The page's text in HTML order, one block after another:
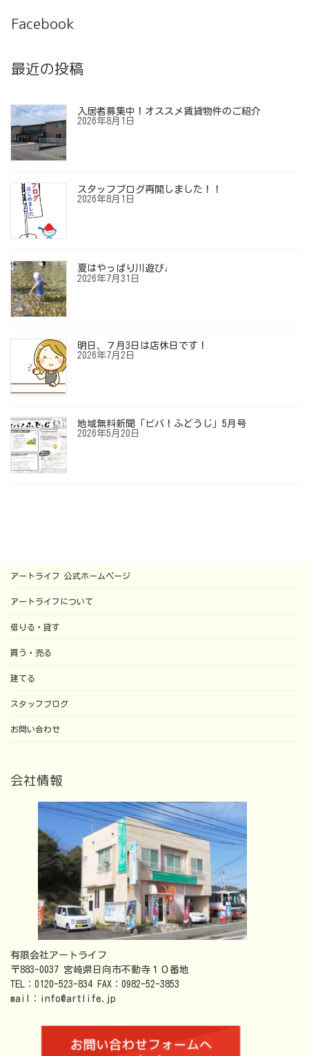
Facebook
最近の投稿
入居者募集中！オススメ賃貸物件のご紹介
2026年8月1日
スタッフブログ再開しました！！
2026年8月1日
夏はやっぱり川遊び♩
2026年7月31日
明日、７月3日は店休日です！
2026年7月2日
地域無料新聞「ビバ！ふどうじ」5月号
2026年5月20日
アートライフ 公式ホームページ
アートライフについて
借りる・貸す
買う・売る
建てる
スタッフブログ
お問い合わせ
会社情報
有限会社アートライフ
〒883-0037 宮崎県日向市不動寺１０番地
TEL：0120-523-834 FAX：0982-52-3853
mail：info@artlife.jp